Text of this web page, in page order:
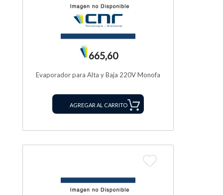
665,60
Evaporador para Alta y Baja 220V Monofa
AGREGAR AL CARRITO